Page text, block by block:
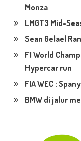
Monza
LMGT3 Mid-
Sean Gelael
F1 World
Hypercar run
FIA WEC :
BMW di jalur